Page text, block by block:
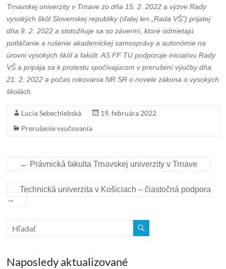
Trnavskej univerzity v Trnave zo dňa 15. 2. 2022 a výzve Rady
vysokých škôl Slovenskej republiky (ďalej len „Rada VŠ“) prijatej
dňa 9. 2. 2022 a stotožňuje sa so závermi, ktoré odmietajú
potláčanie a rušenie akademickej samosprávy a autonómie na
úrovni vysokých škôl a fakúlt. AS FF TU podporuje iniciatívu Rady
VŠ a pripája sa k protestu spočívajúcom v prerušení výučby dňa
21. 2. 2022 a počas rokovania NR SR o novele zákona o vysokých
školách
Lucia Sebechlebská
19. februára 2022
Prerušenie vyučovania
← Právnická fakulta Trnavskej univerzity v Trnave
Technická univerzita v Košiciach – čiastočná podpora
→
Naposledy aktualizované